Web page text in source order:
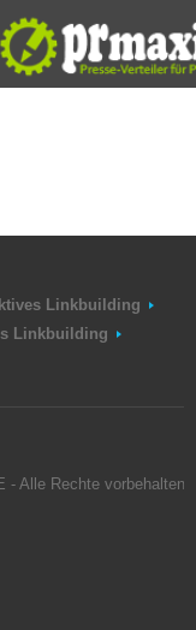
Linkbuilding
Linkbuilding
- Alle Rechte vorbehalten